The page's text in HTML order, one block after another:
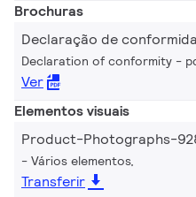
Brochuras
Declaração de
Declaration of conformity
Ver
Elementos visuais
Product-Photographs-
Vários elementos,
Transferir